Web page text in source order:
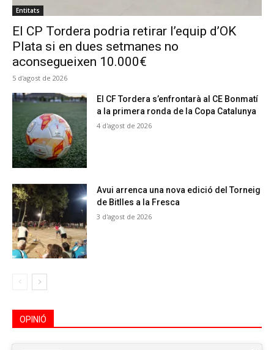
Entitats
El CP Tordera podria retirar l’equip d’OK
Plata si en dues setmanes no
aconsegueixen 10.000€
5 d'agost de 2026
El CF Tordera s’enfrontarà al CE Bonmatí
a la primera ronda de la Copa Catalunya
4 d'agost de 2026
Avui arrenca una nova edició del Torneig
de Bitlles a la Fresca
3 d'agost de 2026
OPINIÓ